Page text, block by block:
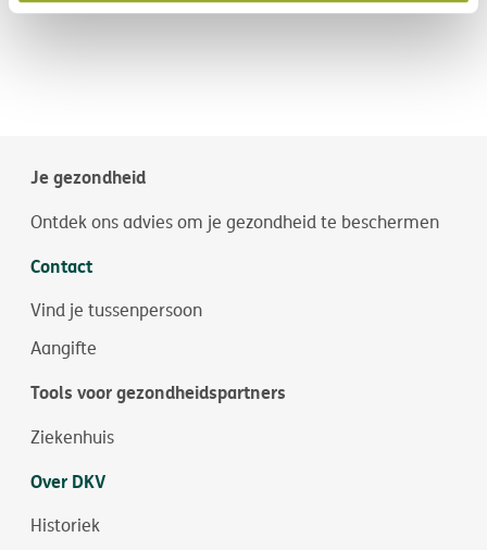
Je gezondheid
Ontdek ons advies om je gezondheid te beschermen
Contact
Vind je tussenpersoon
Aangifte
Tools voor gezondheidspartners
Ziekenhuis
Over DKV
Historiek